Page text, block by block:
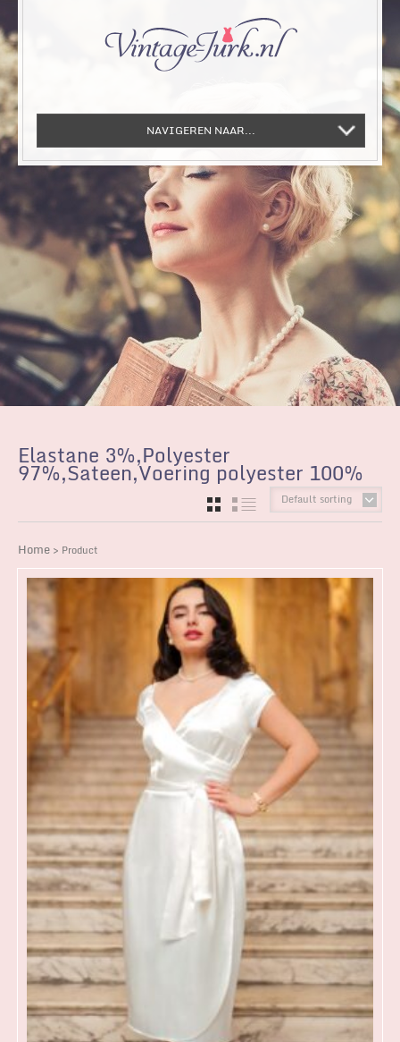
NAVIGEREN NAAR...
Elastane 3%,Polyester
97%,Sateen,Voering polyester 100%
Default sorting
GRID LIST
Home > Product